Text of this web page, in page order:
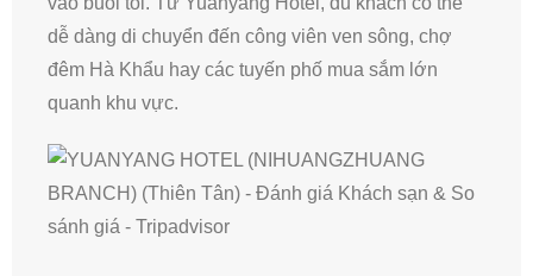
dễ dàng di chuyển đến công viên ven sông, chợ
đêm Hà Khẩu hay các tuyến phố mua sắm lớn
quanh khu vực.